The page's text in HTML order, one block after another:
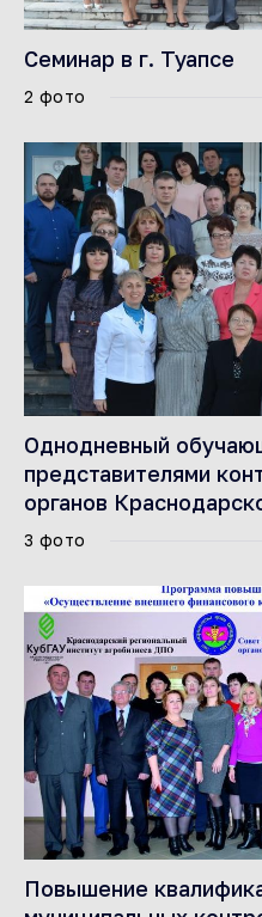
Семинар в г. Туапсе
2 фото
Однодневный
представителями
органов
3 фото
Повышение